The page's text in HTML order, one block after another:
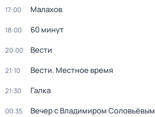
17:00 Малахов
18:00 60 минут
20:00 Вести
21:10 Вести. Местное время
21:30 Галка
00:35 Вечер с Владимиром Соловьёвым